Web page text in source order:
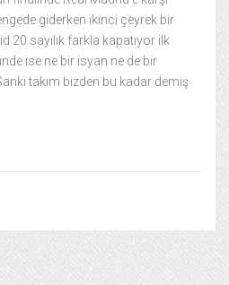
giderken ikinci çeyrek bir
20 sayılık farkla kapatıyor ilk
ise ne bir isyan ne de bir
takım bizden bu kadar demiş